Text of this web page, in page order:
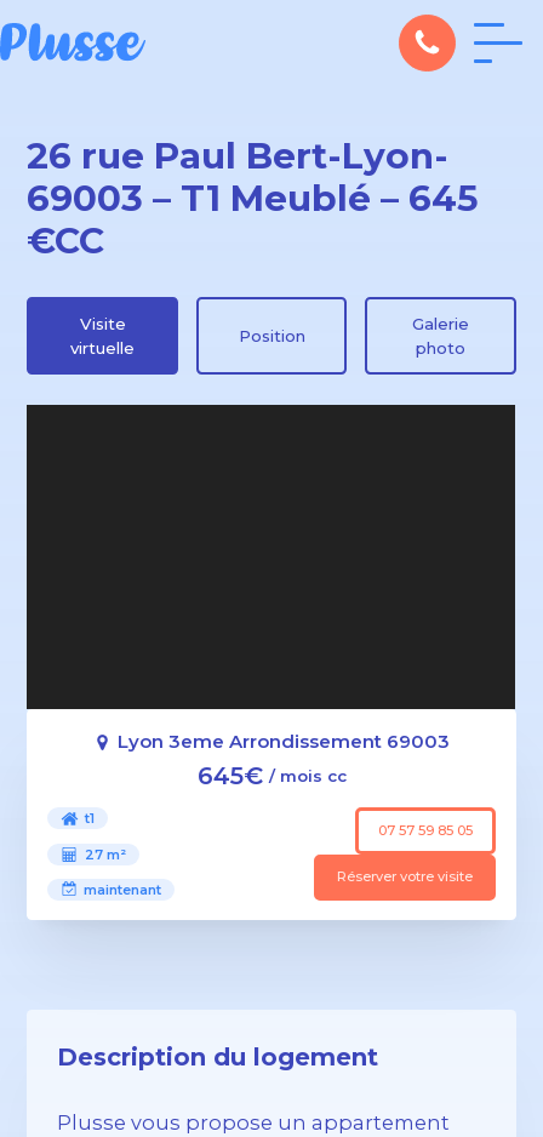
26 rue Paul Bert-Lyon-
69003 – T1 Meublé – 645
€CC
Visite
virtuelle
Position
Galerie
photo
Lyon 3eme Arrondissement 69003
645€ / mois cc
t1
27 m²
maintenant
07 57 59 85 05
Réserver votre visite
Description du logement
Plusse vous propose un appartement